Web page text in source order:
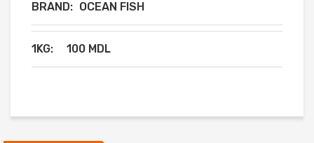
BRAND: OCEAN FISH
1KG: 100 MDL